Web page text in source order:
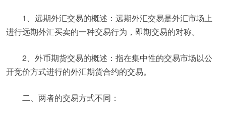
1、远期外汇交易的概述：远期外汇交易是外汇市场上
进行远期外汇买卖的一种交易行为，即期交易的对称。
2、外币期货交易的概述：指在集中性的交易市场以公
开竞价方式进行的外汇期货合约的交易。
二、两者的交易方式不同：